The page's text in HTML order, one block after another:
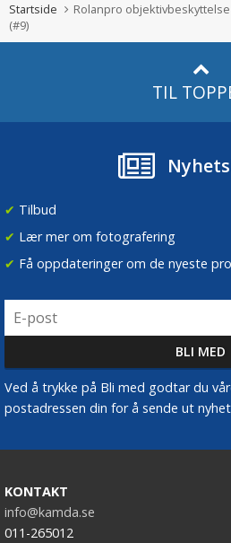
Startside
Rolanpro
(#9)
TIL
✔ Tilbud
✔ Lær mer om fotografering
✔ Få oppdateringer om de nyeste
Ved å trykke på Bli med godtar du
postadressen din for å sende ut
KONTAKT
info@kamda.se
011-265012